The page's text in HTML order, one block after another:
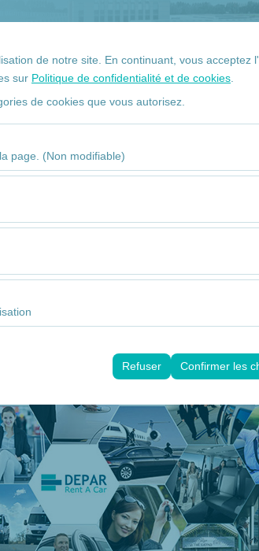
de notre site. En continuant, vous acceptez
sur Politique de confidentialité et de cookies
de cookies que vous autorisez.
page. (Non modifiable)
du site, à la sécurité, à la gestion des
désactivés.
dont notre site est utilisé (nombre de
données sont utilisées pour mesurer les
utilisateur.
personnalisées adaptées à vos centres
(impressions, taux de clic).
vos préférences linguistiques et autres
Refuser Confirmer les
La date et l'heure du